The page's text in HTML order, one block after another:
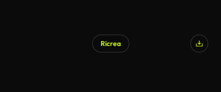
Ricrea